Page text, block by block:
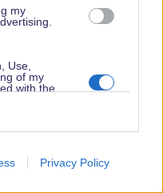
my
Use,
of my
with the
Privacy Policy
Stand sein?
Roundup nicht
Ihr alle Neuigkeiten
Hotels. Von
über tolles neues
alles mit dabei.
weiter!